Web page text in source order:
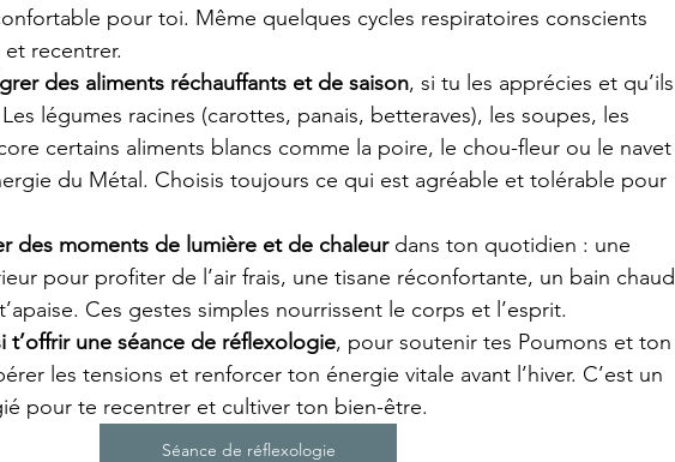
pour toi. Même quelques cycles respiratoires conscients
recentrer.
des aliments réchauffants et de saison, si tu les apprécies et qu’ils
légumes racines (carottes, panais, betteraves), les soupes, les
certains aliments blancs comme la poire, le chou-fleur ou le navet
du Métal. Choisis toujours ce qui est agréable et tolérable pour
des moments de lumière et de chaleur dans ton quotidien : une
pour profiter de l’air frais, une tisane réconfortante, un bain chaud
Ces gestes simples nourrissent le corps et l’esprit.
t’offrir une séance de réflexologie, pour soutenir tes Poumons et ton
les tensions et renforcer ton énergie vitale avant l’hiver. C’est un
pour te recentrer et cultiver ton bien-être.
Séance de réflexologie